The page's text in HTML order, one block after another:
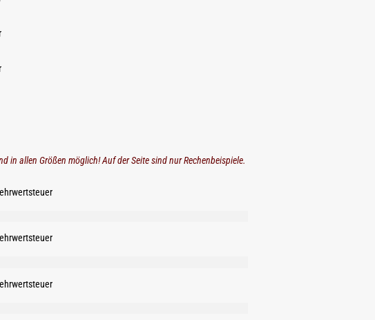
allen Größen möglich! Auf der Seite sind nur Rechenbeispiele.